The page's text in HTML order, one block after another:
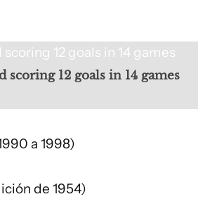
12 goals in 14 games
a 1998)
de 1954)